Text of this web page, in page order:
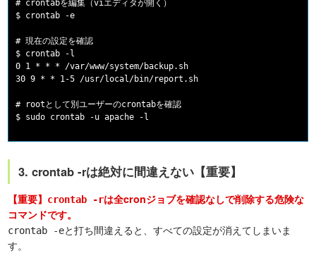
# crontabを編集（viエディタが開く）
$ crontab -e
# 現在の設定を確認
$ crontab -l
0 1 * * * /var/www/system/backup.sh
30 9 * * 1-5 /usr/local/bin/report.sh
# rootとして別ユーザーのcrontabを確認
3. crontab -rは絶対に間違えない【重要】
【重要】 crontab -rは全cronジョブを確認なしで削除する危険な
コマンドです。
crontab -eと打ち間違えると、すべての設定が消えてしまいま
す。